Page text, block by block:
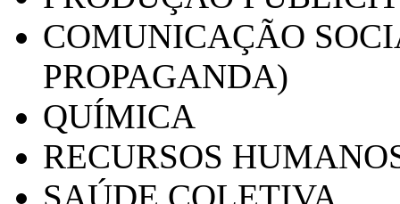
COMUNICAÇÃO
PROPAGANDA)
QUÍMICA
RECURSOS
SAÚDE COLETIVA